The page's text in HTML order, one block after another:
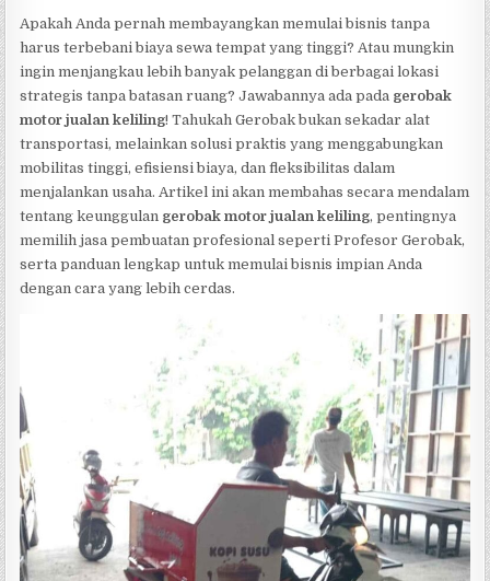
Apakah Anda pernah membayangkan memulai bisnis tanpa
harus terbebani biaya sewa tempat yang tinggi? Atau mungkin
ingin menjangkau lebih banyak pelanggan di berbagai lokasi
strategis tanpa batasan ruang? Jawabannya ada pada gerobak
motor jualan keliling! Tahukah Gerobak bukan sekadar alat
transportasi, melainkan solusi praktis yang menggabungkan
mobilitas tinggi, efisiensi biaya, dan fleksibilitas dalam
menjalankan usaha. Artikel ini akan membahas secara mendalam
tentang keunggulan gerobak motor jualan keliling, pentingnya
memilih jasa pembuatan profesional seperti Profesor Gerobak,
serta panduan lengkap untuk memulai bisnis impian Anda
dengan cara yang lebih cerdas.